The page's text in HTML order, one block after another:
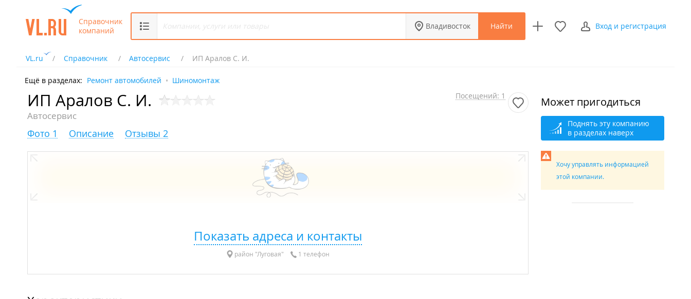
Справочник
компаний
Владивосток Найти Вход и регистрация
VL.ru Справочник Автосервис ИП Аралов С. И.
Ещё в разделах: Ремонт автомобилей Шиномонтаж
ИП Аралов С. И.
Автосервис
Посещений: 1
Фото 1 Описание Отзывы 2
Показать адреса и контакты
район "Луговая" 1 телефон
Может пригодиться
Поднять эту компанию
в разделах наверх
Хочу управлять информацией
этой компании.